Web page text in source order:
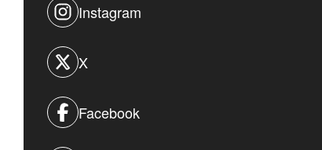
Instagram
X
Facebook